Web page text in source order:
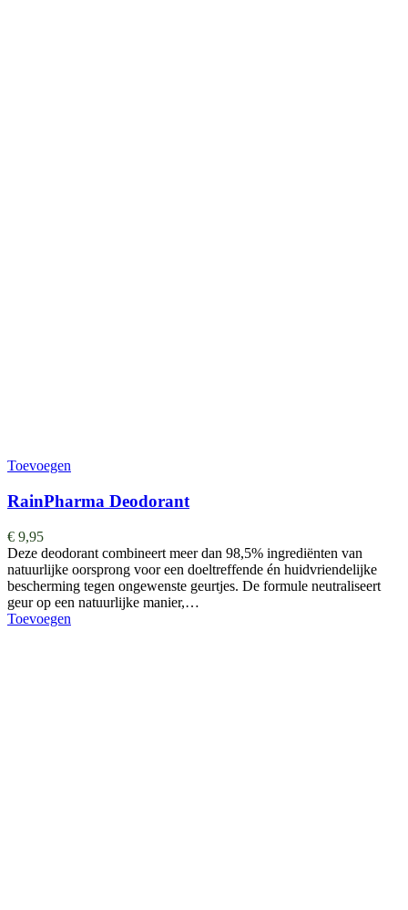
Toevoegen
RainPharma Deodorant
€ 9,95
Deze deodorant combineert meer dan 98,5% ingrediënten van
natuurlijke oorsprong voor een doeltreffende én huidvriendelijke
bescherming tegen ongewenste geurtjes. De formule neutraliseert
geur op een natuurlijke manier,…
Toevoegen